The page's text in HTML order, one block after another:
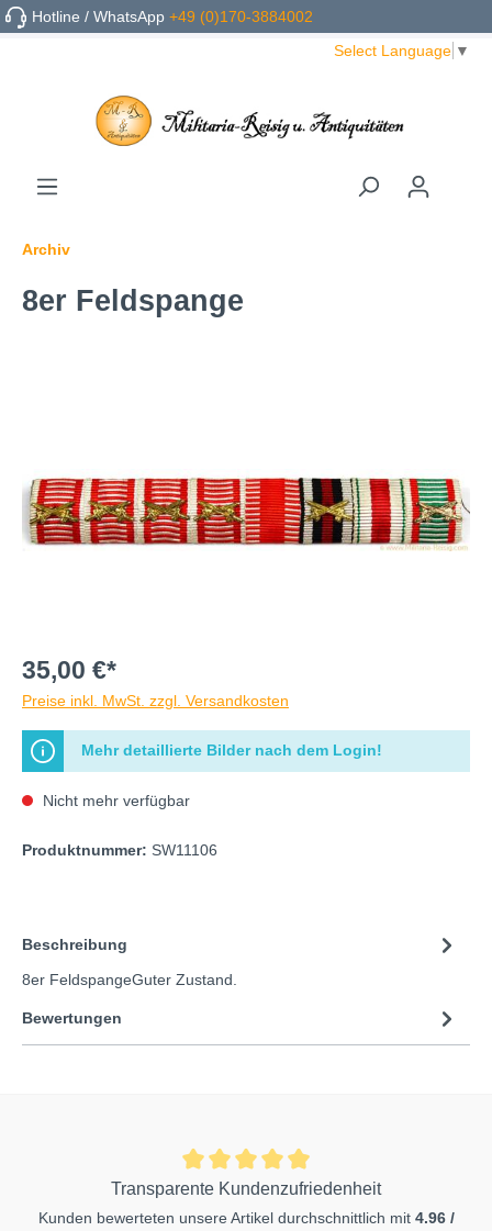
Hotline / WhatsApp+49 (0)170-3884002
Select Language ▼
Archiv
8er Feldspange
35,00 €*
Preise inkl. MwSt. zzgl. Versandkosten
Mehr detaillierte Bilder nach dem Login!
Nicht mehr verfügbar
Produktnummer: SW11106
Beschreibung
8er FeldspangeGuter Zustand.
Bewertungen
Transparente Kundenzufriedenheit
Kunden bewerteten unsere Artikel durchschnittlich mit 4.96 /